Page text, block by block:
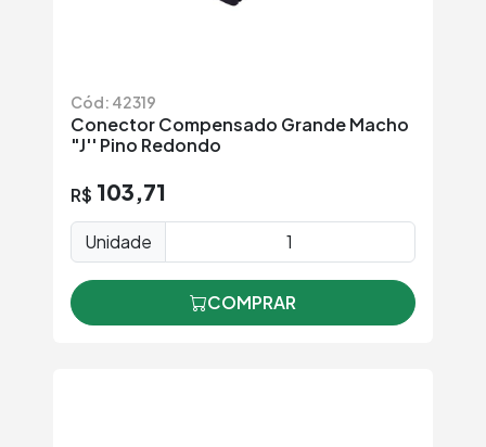
Cód: 42319
Conector Compensado Grande Macho
"J'' Pino Redondo
R$ 103,71
Unidade
COMPRAR